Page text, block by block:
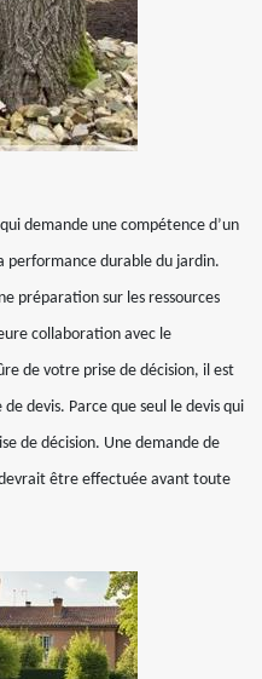
demande une compétence d’un
performance durable du jardin.
préparation sur les ressources
collaboration avec le
de votre prise de décision, il est
devis. Parce que seul le devis qui
de décision. Une demande de
être effectuée avant toute